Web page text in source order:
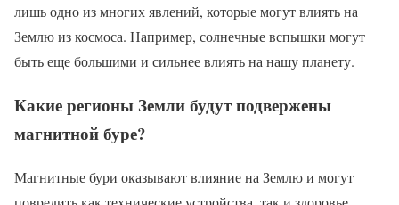
лишь одно из многих явлений, которые могут влиять на
Землю из космоса. Например, солнечные вспышки могут
быть еще большими и сильнее влиять на нашу планету.
Какие регионы Земли будут подвержены
магнитной буре?
Магнитные бури оказывают влияние на Землю и могут